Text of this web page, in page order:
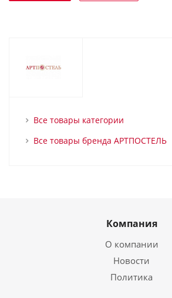
Все товары категории
Все товары бренда АРТПОСТЕЛЬ
Компания
О компании
Новости
Политика